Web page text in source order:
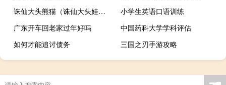
诛仙大头熊猫（诛仙大头娃娃）
小学生英语口语训练
广东开车回老家过年好吗
中国药科大学学科评估
如何才能追讨债务
三国之刃手游攻略